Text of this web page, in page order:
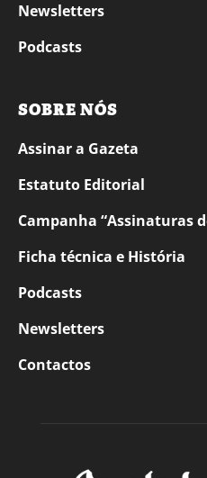
Newsletters
Podcasts
SOBRE NÓS
Assinar a Gazeta
Estatuto Editorial
Campanha “Assinaturas
Ficha técnica e História
Podcasts
Newsletters
Contactos